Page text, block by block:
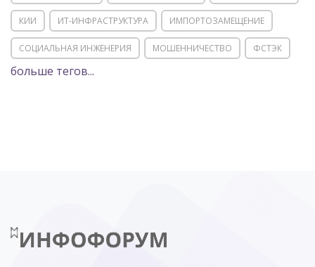
КИИ ИТ-ИНФРАСТРУКТУРА ИМПОРТОЗАМЕЩЕНИЕ
СОЦИАЛЬНАЯ ИНЖЕНЕРИЯ МОШЕННИЧЕСТВО ФСТЭК
POSITIVE TECHNOLOGIES
МИНЦИФРЫ РОССИИ NGFW
больше тегов...